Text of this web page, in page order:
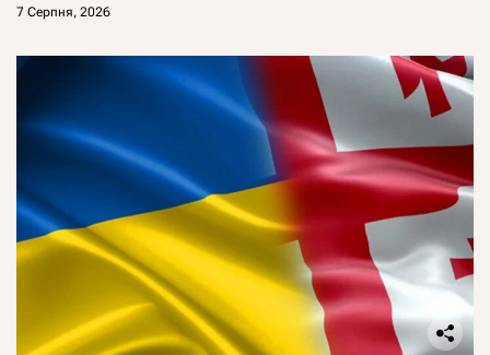
7 Серпня, 2026